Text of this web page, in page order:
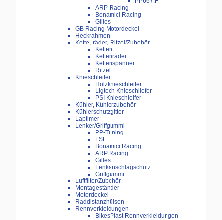
ARP-Racing
Bonamici Racing
Gilles
GB Racing Motordeckel
Heckrahmen
Kette,-räder,-Ritzel/Zubehör
Ketten
Kettenräder
Kettenspanner
Ritzel
Knieschleifer
Holzknieschleifer
Ligtech Knieschliefer
PSI Knieschleifer
Kühler, Kühlerzubehör
Kühlerschutzgitter
Laptimer
Lenker/Griffgummi
PP-Tuning
LSL
Bonamici Racing
ARP Racing
Gilles
Lenkanschlagschutz
Griffgummi
Luftfilter/Zubehör
Montageständer
Motordeckel
Raddistanzhülsen
Rennverkleidungen
BikesPlast Rennverkleidungen